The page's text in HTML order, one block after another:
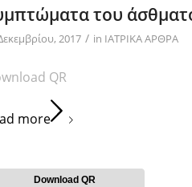
του
2017 / in ΙΑΤΡΙΚΑ ΑΡΘΡΑ
QR
more
Download QR